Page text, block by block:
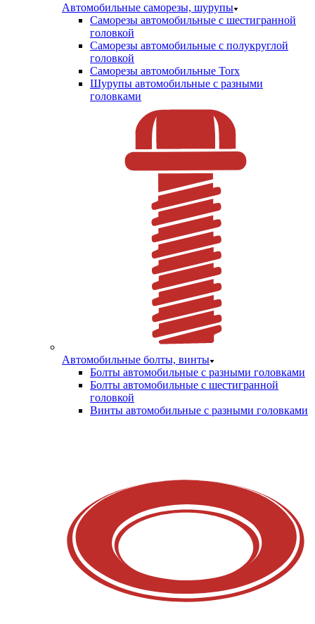
Автомобильные саморезы, шурупы
Саморезы автомобильные с шестигранной
головкой
Саморезы автомобильные с полукруглой
головкой
Саморезы автомобильные Torx
Шурупы автомобильные с разными
головками
Автомобильные болты, винты
Болты автомобильные с разными головками
Болты автомобильные с шестигранной
головкой
Винты автомобильные с разными головками